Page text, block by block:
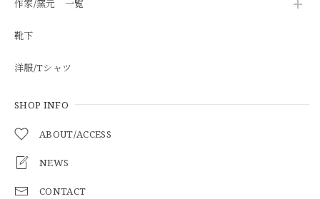
作家/窯元 一覧
靴下
洋服/Tシャツ
SHOP INFO
ABOUT/ACCESS
NEWS
CONTACT